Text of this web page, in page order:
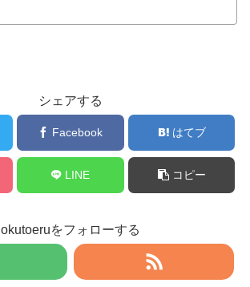
シェアする
Facebook はてブ
LINE コピー
okutoeruをフォローする